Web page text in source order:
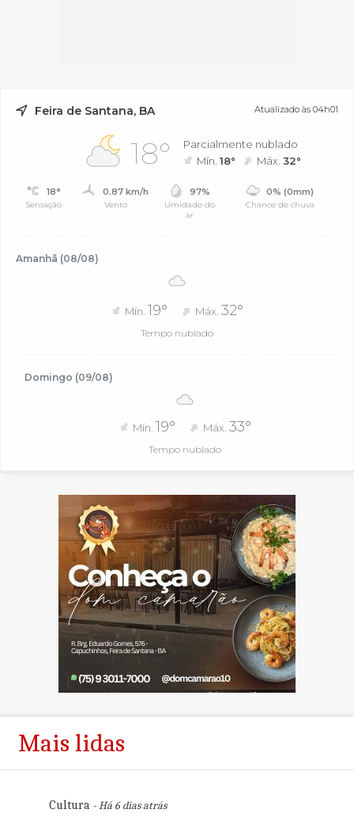
Feira de Santana, BA Atualizado às 04h01
18°
Parcialmente nublado
Mín.18° Máx.32°
18°
Sensação
0.87 km/h
Vento
97%
Umidade do
ar
0% (0mm)
Chance de chuva
Amanhã (08/08)
Mín. 19° Máx. 32°
Tempo nublado
Domingo (09/08)
Mín. 19° Máx. 33°
Tempo nublado
Mais lidas
Cultura- Há 6 dias atrás